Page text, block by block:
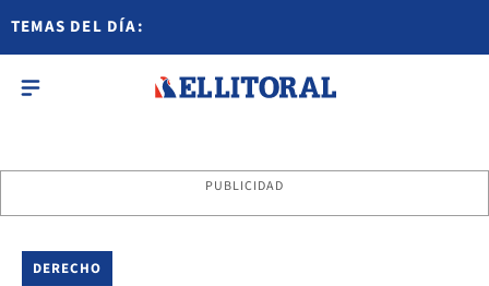
TEMAS DEL DÍA:
PUBLICIDAD
DERECHO